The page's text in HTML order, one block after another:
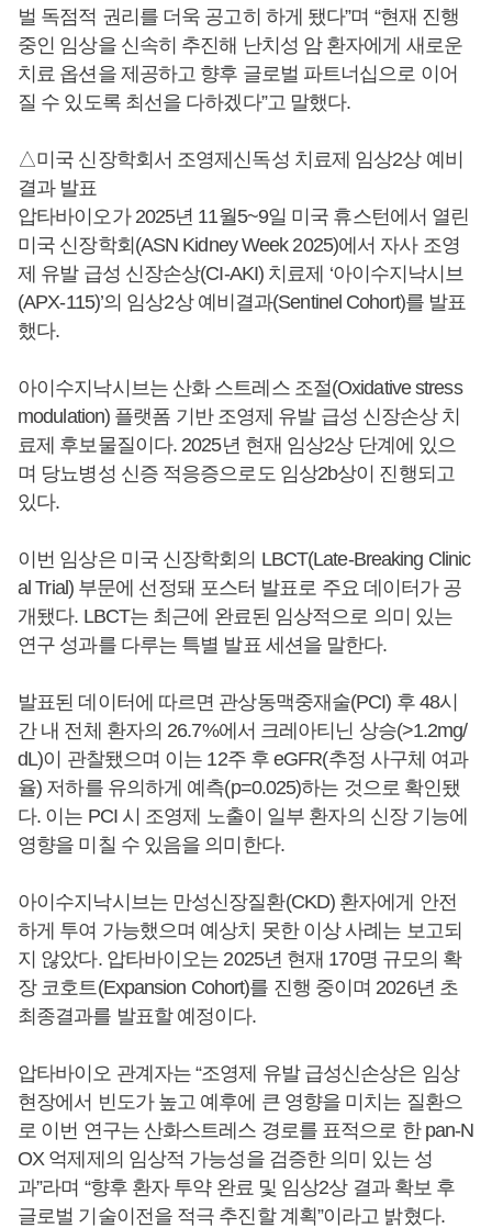
벌 독점적 권리를 더욱 공고히 하게 됐다”며 “현재 진행
중인 임상을 신속히 추진해 난치성 암 환자에게 새로운
치료 옵션을 제공하고 향후 글로벌 파트너십으로 이어
질 수 있도록 최선을 다하겠다”고 말했다.
△미국 신장학회서 조영제신독성 치료제 임상2상 예비
결과 발표
압타바이오가 2025년 11월5~9일 미국 휴스턴에서 열린
미국 신장학회(ASN Kidney Week 2025)에서 자사 조영
제 유발 급성 신장손상(CI-AKI) 치료제 ‘아이수지낙시브
(APX-115)’의 임상2상 예비결과(Sentinel Cohort)를 발표
했다.
아이수지낙시브는 산화 스트레스 조절(Oxidative stress
modulation) 플랫폼 기반 조영제 유발 급성 신장손상 치
료제 후보물질이다. 2025년 현재 임상2상 단계에 있으
며 당뇨병성 신증 적응증으로도 임상2b상이 진행되고
있다.
이번 임상은 미국 신장학회의 LBCT(Late-Breaking Clinic
al Trial) 부문에 선정돼 포스터 발표로 주요 데이터가 공
개됐다. LBCT는 최근에 완료된 임상적으로 의미 있는
연구 성과를 다루는 특별 발표 세션을 말한다.
발표된 데이터에 따르면 관상동맥중재술(PCI) 후 48시
간 내 전체 환자의 26.7%에서 크레아티닌 상승(>1.2mg/
dL)이 관찰됐으며 이는 12주 후 eGFR(추정 사구체 여과
율) 저하를 유의하게 예측(p=0.025)하는 것으로 확인됐
다. 이는 PCI 시 조영제 노출이 일부 환자의 신장 기능에
영향을 미칠 수 있음을 의미한다.
아이수지낙시브는 만성신장질환(CKD) 환자에게 안전
하게 투여 가능했으며 예상치 못한 이상 사례는 보고되
지 않았다. 압타바이오는 2025년 현재 170명 규모의 확
장 코호트(Expansion Cohort)를 진행 중이며 2026년 초
최종결과를 발표할 예정이다.
압타바이오 관계자는 “조영제 유발 급성신손상은 임상
현장에서 빈도가 높고 예후에 큰 영향을 미치는 질환으
로 이번 연구는 산화스트레스 경로를 표적으로 한 pan-N
OX 억제제의 임상적 가능성을 검증한 의미 있는 성
과”라며 “향후 환자 투약 완료 및 임상2상 결과 확보 후
글로벌 기술이전을 적극 추진할 계획”이라고 밝혔다.